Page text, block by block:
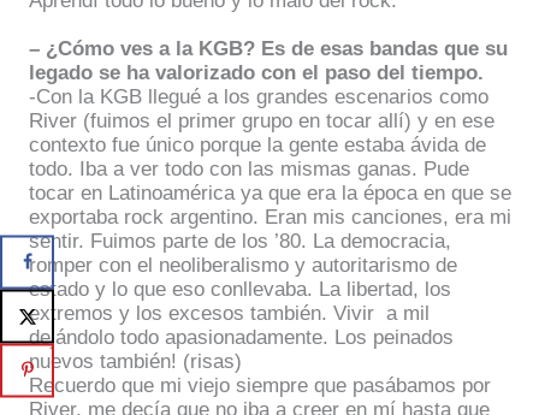
– ¿Cómo ves a la KGB? Es de esas bandas que su
legado se ha valorizado con el paso del tiempo.
-Con la KGB llegué a los grandes escenarios como
River (fuimos el primer grupo en tocar allí) y en ese
contexto fue único porque la gente estaba ávida de
todo. Iba a ver todo con las mismas ganas. Pude
tocar en Latinoamérica ya que era la época en que se
exportaba rock argentino. Eran mis canciones, era mi
sentir. Fuimos parte de los ’80. La democracia,
romper con el neoliberalismo y autoritarismo de
estado y lo que eso conllevaba. La libertad, los
extremos y los excesos también. Vivir a mil
dejándolo todo apasionadamente. Los peinados
nuevos también! (risas)
Recuerdo que mi viejo siempre que pasábamos por
River, me decía que no iba a creer en mí hasta que